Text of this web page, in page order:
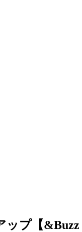
ップ【&Buzz